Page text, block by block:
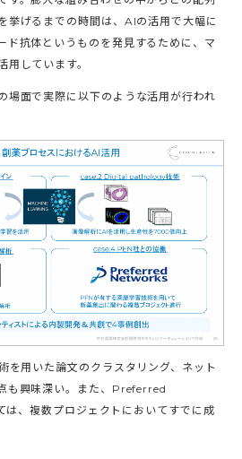
挙げるまでの時間は、AIの活用で大幅に
ド抗体というものを発見するために、マ
用しています。
場面で実際に以下のような活用が行われ
を用いた論文のクラスタリング、ネット
も興味深い。また、Preferred
、複数プロジェクトにおいてすでに成